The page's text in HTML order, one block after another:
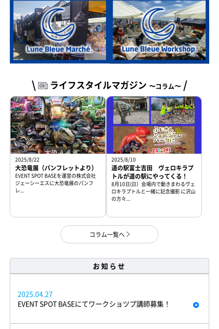
ライフスタイルマガジン 〜コラム〜
2025/8/22
大恐竜展（パンフレットより）
EVENT SPOT BASEを運営の株式会社
ジェーシーエスに大恐竜展のパンフ
レ...
2025/8/10
道の駅富士吉田 ヴェロキラプ
トルが道の駅にやってくる！
8月10日(日）会場内で動きまわるヴェ
ロキラプトルと一緒に記念撮影 に沢山
の方々...
コラム一覧へ
お知らせ
2025.04.27
EVENT SPOT BASEにてワークショツプ講師募集！